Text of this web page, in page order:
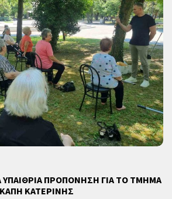
ΥΠΑΙΘΡΙΑ ΠΡΟΠΟΝΗΣΗ ΓΙΑ ΤΟ ΤΜΗΜΑ
ΚΑΤΕΡΙΝΗΣ